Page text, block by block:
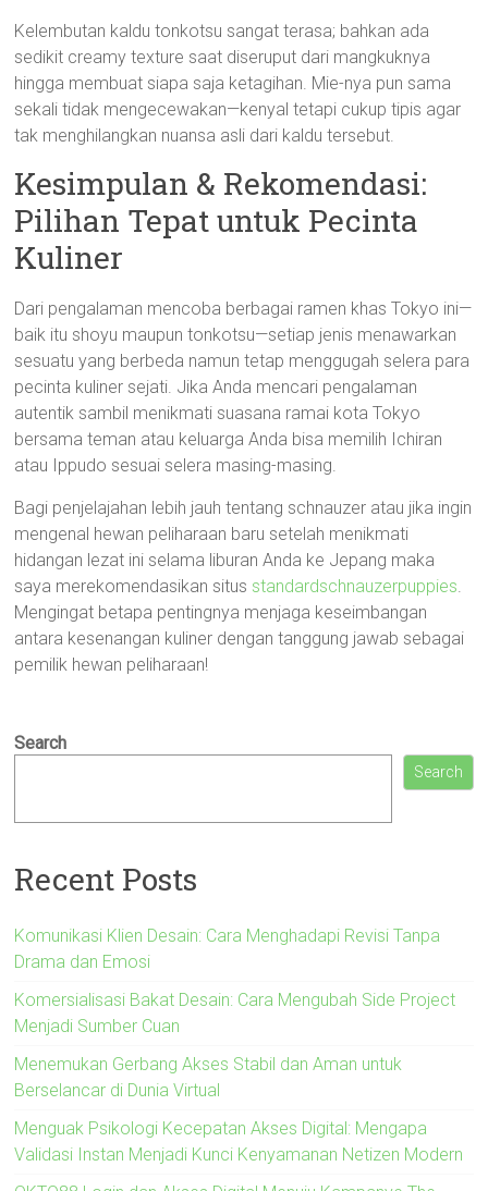
Kelembutan kaldu tonkotsu sangat terasa; bahkan ada
sedikit creamy texture saat diseruput dari mangkuknya
hingga membuat siapa saja ketagihan. Mie-nya pun sama
sekali tidak mengecewakan—kenyal tetapi cukup tipis agar
tak menghilangkan nuansa asli dari kaldu tersebut.
Kesimpulan & Rekomendasi:
Pilihan Tepat untuk Pecinta
Kuliner
Dari pengalaman mencoba berbagai ramen khas Tokyo ini—
baik itu shoyu maupun tonkotsu—setiap jenis menawarkan
sesuatu yang berbeda namun tetap menggugah selera para
pecinta kuliner sejati. Jika Anda mencari pengalaman
autentik sambil menikmati suasana ramai kota Tokyo
bersama teman atau keluarga Anda bisa memilih Ichiran
atau Ippudo sesuai selera masing-masing.
Bagi penjelajahan lebih jauh tentang schnauzer atau jika ingin
mengenal hewan peliharaan baru setelah menikmati
hidangan lezat ini selama liburan Anda ke Jepang maka
saya merekomendasikan situs standardschnauzerpuppies.
Mengingat betapa pentingnya menjaga keseimbangan
antara kesenangan kuliner dengan tanggung jawab sebagai
pemilik hewan peliharaan!
Search
Search
Recent Posts
Komunikasi Klien Desain: Cara Menghadapi Revisi Tanpa
Drama dan Emosi
Komersialisasi Bakat Desain: Cara Mengubah Side Project
Menjadi Sumber Cuan
Menemukan Gerbang Akses Stabil dan Aman untuk
Berselancar di Dunia Virtual
Menguak Psikologi Kecepatan Akses Digital: Mengapa
Validasi Instan Menjadi Kunci Kenyamanan Netizen Modern